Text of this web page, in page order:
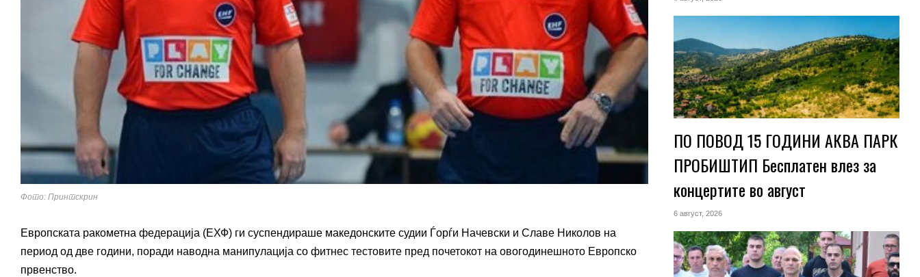
Фото: Принтскрин
Европската ракометна федерација (ЕХФ) ги суспендираше македонските судии Ѓорѓи Начевски и Славе Николов на
период од две години, поради наводна манипулација со фитнес тестовите пред почетокот на овогодинешното Европско
првенство.
ПО ПОВОД 15 ГОДИНИ АКВА ПАРК
ПРОБИШТИП Бесплатен влез за
концертите во август
6 август, 2026